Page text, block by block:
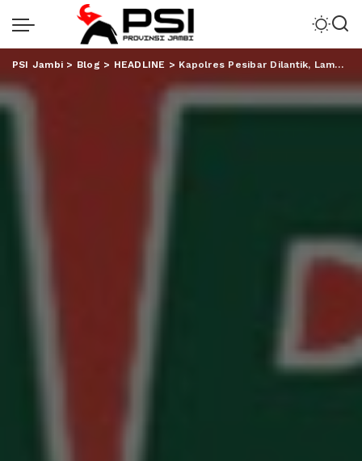
PSI Jambi > Blog > HEADLINE > Kapolres Pesibar Dilantik, Lampung Genap Memiliki 15 Mapolres